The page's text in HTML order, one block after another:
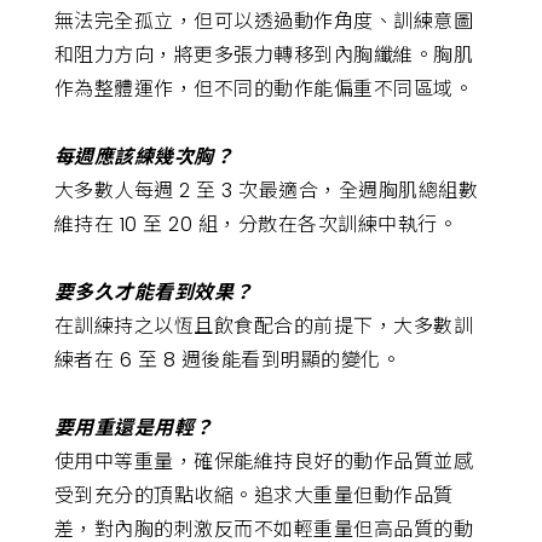
無法完全孤立，但可以透過動作角度、訓練意圖
和阻力方向，將更多張力轉移到內胸纖維。胸肌
作為整體運作，但不同的動作能偏重不同區域。
每週應該練幾次胸？
大多數人每週 2 至 3 次最適合，全週胸肌總組數
維持在 10 至 20 組，分散在各次訓練中執行。
要多久才能看到效果？
在訓練持之以恆且飲食配合的前提下，大多數訓
練者在 6 至 8 週後能看到明顯的變化。
要用重還是用輕？
使用中等重量，確保能維持良好的動作品質並感
受到充分的頂點收縮。追求大重量但動作品質
差，對內胸的刺激反而不如輕重量但高品質的動